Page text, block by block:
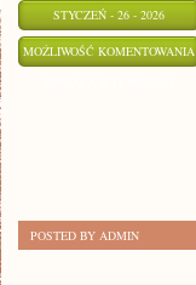
STYCZEŃ - 26 - 2026
MOŻLIWOŚĆ KOMENTOWANIA
POSTED BY ADMIN